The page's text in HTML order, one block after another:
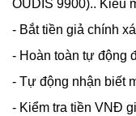
OUDIS 9900).. Kiểu
- Bắt tiền giả chính
- Hoàn toàn tự động
- Tự động nhận biết
- Kiểm tra tiền VNĐ